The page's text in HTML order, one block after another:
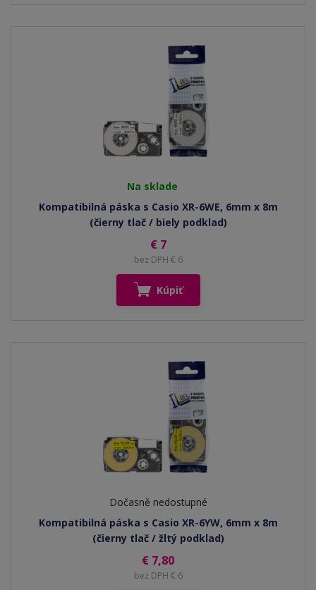
Na sklade
Kompatibilná páska s Casio XR-6WE, 6mm x 8m
(čierny tlač / biely podklad)
€ 7
bez DPH € 6
Kúpiť
Dočasně nedostupné
Kompatibilná páska s Casio XR-6YW, 6mm x 8m
(čierny tlač / žltý podklad)
€ 7,80
bez DPH € 6